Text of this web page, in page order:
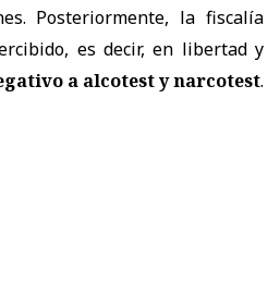
Posteriormente, la fiscalía
es decir, en libertad y
a alcotest y narcotest.